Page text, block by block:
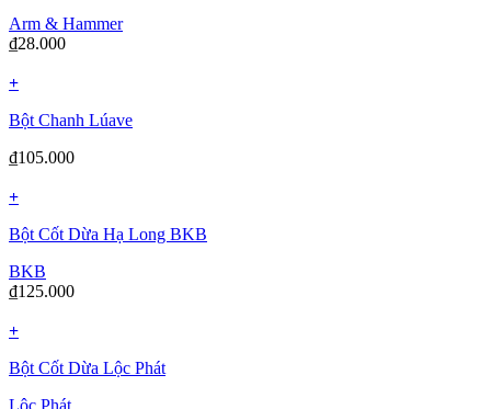
Arm & Hammer
₫28.000
+
Bột Chanh Lúave
₫105.000
+
Bột Cốt Dừa Hạ Long BKB
BKB
₫125.000
+
Bột Cốt Dừa Lộc Phát
Lộc Phát